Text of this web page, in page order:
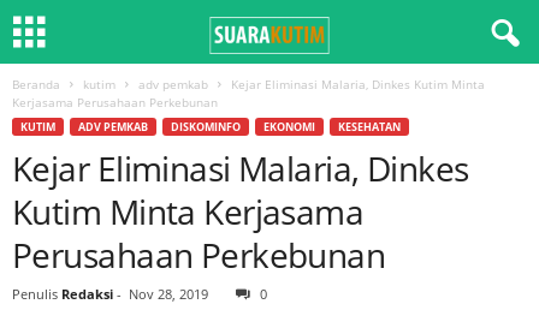
Beranda kutim adv pemkab
Kejar Eliminasi Malaria, Dinkes Kutim Minta
Kerjasama Perusahaan Perkebunan
KUTIM ADV PEMKAB DISKOMINFO EKONOMI KESEHATAN
Kejar Eliminasi Malaria, Dinkes
Kutim Minta Kerjasama
Perusahaan Perkebunan
Penulis Redaksi - Nov 28, 2019 0